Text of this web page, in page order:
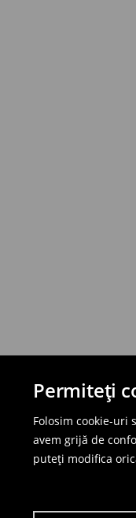
Permiteți
Folosim cookie-
avem grijă de
puteți modifica